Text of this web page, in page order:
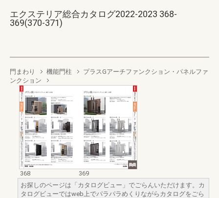
エクステリア総合カタログ2022-2023 368-
369(370-371)
門まわり 機能門柱
プラスGアーチファンクション・パネルファ
ンクション
368
369
お探しのページは「カタログビュー」でごらんいただけます。カ
タログビューではweb上でパラパラめくりながらカタログをごら